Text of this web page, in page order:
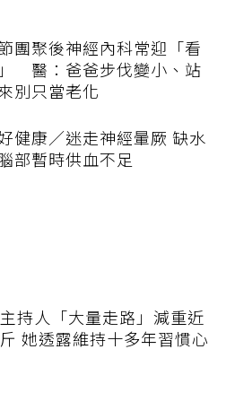
團聚後神經內科常迎「看
醫：爸爸步伐變小、站
別只當老化
健康／迷走神經暈厥 缺水
部暫時供血不足
持人「大量走路」減重近
她透露維持十多年習慣心